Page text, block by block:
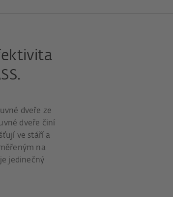
dveře ze
dveře činí
ve stáří a
na
jedinečný